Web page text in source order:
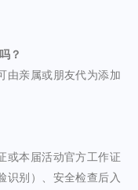
？
由亲属或朋友代为添加
或本届活动官方工作证
识别）、安全检查后入